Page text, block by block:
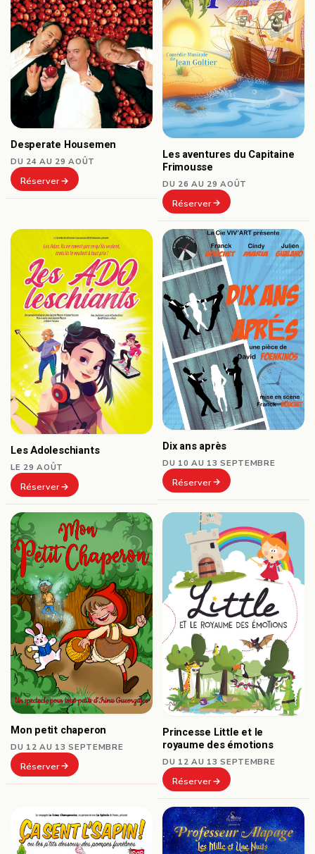
Desperate Housemen
DU 24 AU 29 AOÛT
Réserver
Les aventures du Capitaine
Frimousse
DU 26 AU 29 AOÛT
Réserver
Les Adoleschiants
LE 29 AOÛT
Réserver
Dix ans après
DU 10 AU 13 SEPTEMBRE
Réserver
Mon petit chaperon
DU 12 AU 13 SEPTEMBRE
Réserver
Princesse Little et le
royaume des émotions
DU 12 AU 13 SEPTEMBRE
Réserver